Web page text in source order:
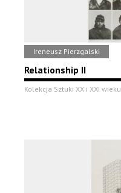
Ireneusz Pierzgalski
Relationship II
Kolekcja Sztuki XX i XXI wieku